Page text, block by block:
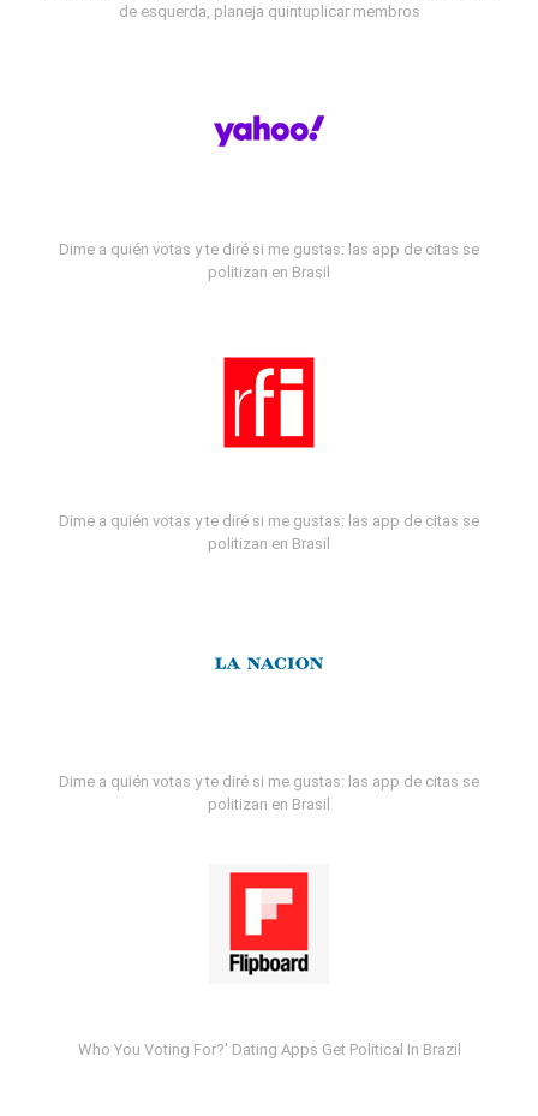
de esquerda, planeja quintuplicar membros
Dime a quién votas y te diré si me gustas: las app de citas se
politizan en Brasil
Dime a quién votas y te diré si me gustas: las app de citas se
politizan en Brasil
Dime a quién votas y te diré si me gustas: las app de citas se
politizan en Brasil
Who You Voting For?' Dating Apps Get Political In Brazil